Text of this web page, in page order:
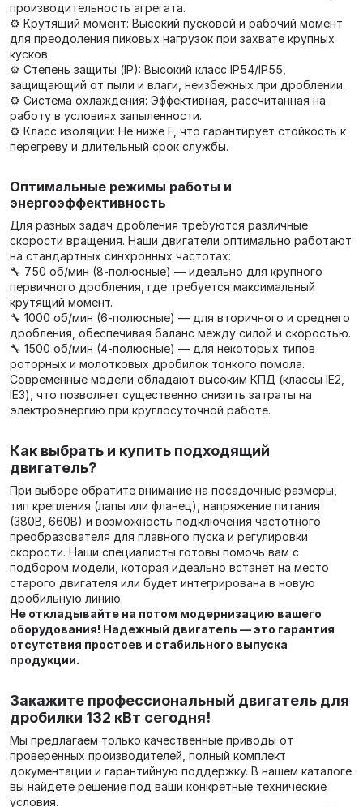
производительность агрегата.
⚙️ Крутящий момент: Высокий пусковой и рабочий момент
для преодоления пиковых нагрузок при захвате крупных
кусков.
⚙️ Степень защиты (IP): Высокий класс IP54/IP55,
защищающий от пыли и влаги, неизбежных при дроблении.
⚙️ Система охлаждения: Эффективная, рассчитанная на
работу в условиях запыленности.
⚙️ Класс изоляции: Не ниже F, что гарантирует стойкость к
перегреву и длительный срок службы.
Оптимальные режимы работы и
энергоэффективность
Для разных задач дробления требуются различные
скорости вращения. Наши двигатели оптимально работают
на стандартных синхронных частотах:
🔧 750 об/мин (8-полюсные) — идеально для крупного
первичного дробления, где требуется максимальный
крутящий момент.
🔧 1000 об/мин (6-полюсные) — для вторичного и среднего
дробления, обеспечивая баланс между силой и скоростью.
🔧 1500 об/мин (4-полюсные) — для некоторых типов
роторных и молотковых дробилок тонкого помола.
Современные модели обладают высоким КПД (классы IE2,
IE3), что позволяет существенно снизить затраты на
электроэнергию при круглосуточной работе.
Как выбрать и купить подходящий
двигатель?
При выборе обратите внимание на посадочные размеры,
тип крепления (лапы или фланец), напряжение питания
(380В, 660В) и возможность подключения частотного
преобразователя для плавного пуска и регулировки
скорости. Наши специалисты готовы помочь вам с
подбором модели, которая идеально встанет на место
старого двигателя или будет интегрирована в новую
дробильную линию.
Не откладывайте на потом модернизацию вашего
оборудования! Надежный двигатель — это гарантия
отсутствия простоев и стабильного выпуска
продукции.
Закажите профессиональный двигатель для
дробилки 132 кВт сегодня!
Мы предлагаем только качественные приводы от
проверенных производителей, полный комплект
документации и гарантийную поддержку. В нашем каталоге
вы найдете решение под ваши конкретные технические
условия.